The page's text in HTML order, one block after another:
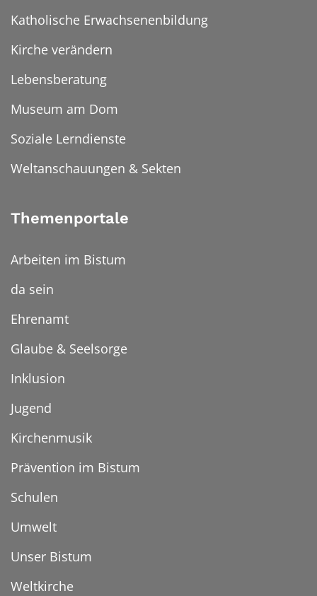
Katholische Erwachsenenbildung
Kirche verändern
Lebensberatung
Museum am Dom
Soziale Lerndienste
Weltanschauungen & Sekten
Themenportale
Arbeiten im Bistum
da sein
Ehrenamt
Glaube & Seelsorge
Inklusion
Jugend
Kirchenmusik
Prävention im Bistum
Schulen
Umwelt
Unser Bistum
Weltkirche